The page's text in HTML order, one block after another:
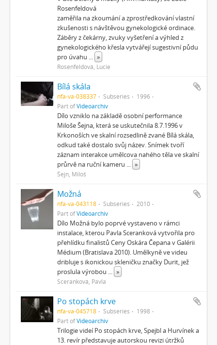
Rosenfeldová
zaměřila na zkoumání a zprostředkování vlastní
zkušenosti s návštěvou gynekologické ordinace.
Záběry z čekárny, zvuky vyšetření a výhled z
gynekologického křesla vytvářejí sugestivní půdu
pro úvahu ... »
Rosenfeldová, Lucie
Bílá skála
nfa-va-038337 Subseries
1996
Part ofVideoarchiv
Dílo vzniklo na základě osobní performance
Miloše Šejna, která se uskutečnila 8.7.1996 v
Krkonoších ve skalní rozsedlině zvané Bílá skála,
odkud také dostalo svůj název. Snímek tvoří
záznam interakce umělcova nahého těla ve skalní
průrvě na ruční kameru ... »
Šejn, Miloš
Možná
nfa-va-043118 Subseries
2010
Part ofVideoarchiv
Dílo Možná bylo poprvé vystaveno v rámci
instalace, kterou Pavla Sceranková vytvořila pro
přehlídku finalistů Ceny Oskára Čepana v Galérii
Médium (Bratislava 2010). Umělkyně ve videu
dribluje s ikonickou skleničku značky Durit, jež
proslula výrobou ... »
Sceranková, Pavla
Po stopách krve
nfa-va-045718 Subseries
1998
Part ofVideoarchiv
Trilogie videí Po stopách krve, Spejbl a Hurvínek a
13. revír představuje autorskou revizi útržků